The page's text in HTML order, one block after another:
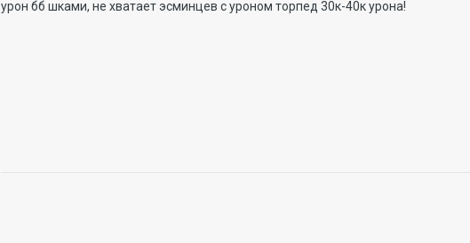
урон бб шками, не хватает эсминцев с уроном торпед 30к-40к урона!